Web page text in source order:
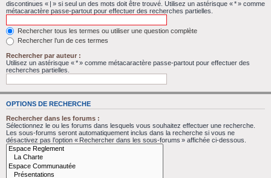
discontinues « | » si seul un des mots doit être trouvé. Utilisez un astérisque « * » comme
métacaractère passe-partout pour effectuer des recherches partielles.
Rechercher tous les termes ou utiliser une question complète
Rechercher l’un de ces termes
Rechercher par auteur :
Utilisez un astérisque « * » comme métacaractère passe-partout pour effectuer des
recherches partielles.
OPTIONS DE RECHERCHE
Rechercher dans les forums :
Sélectionnez le ou les forums dans lesquels vous souhaitez effectuer une recherche.
Les sous-forums seront automatiquement inclus dans la recherche si vous ne
désactivez pas l’option « Rechercher dans les sous-forums » affichée ci-dessous.